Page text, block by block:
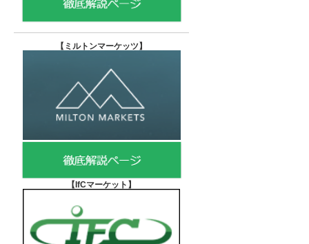
【 ミルトンマーケッツ】
【IfCマーケット 】